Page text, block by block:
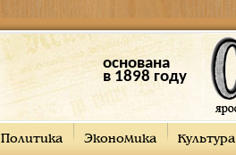
основана
в 1898 году
Политика Экономика Культура